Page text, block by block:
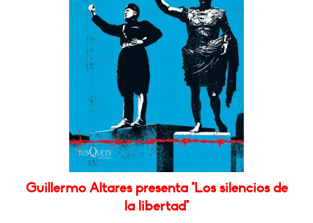
Guillermo Altares presenta "Los silencios de
la libertad"